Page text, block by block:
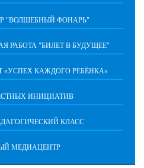
"ВОЛШЕБНЫЙ ФОНАРЬ"
РАБОТА "БИЛЕТ В БУДУЩЕЕ"
«УСПЕХ КАЖДОГО РЕБЁНКА»
ИНИЦИАТИВ
КЛАСС
МЕДИАЦЕНТР